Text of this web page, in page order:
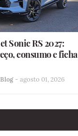
Sonic RS 2027:
consumo e ficha
- agosto 01, 2026